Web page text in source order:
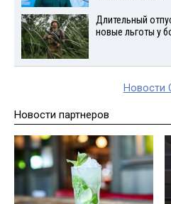
Длительный
новые льготы у
Новости
Новости партнеров